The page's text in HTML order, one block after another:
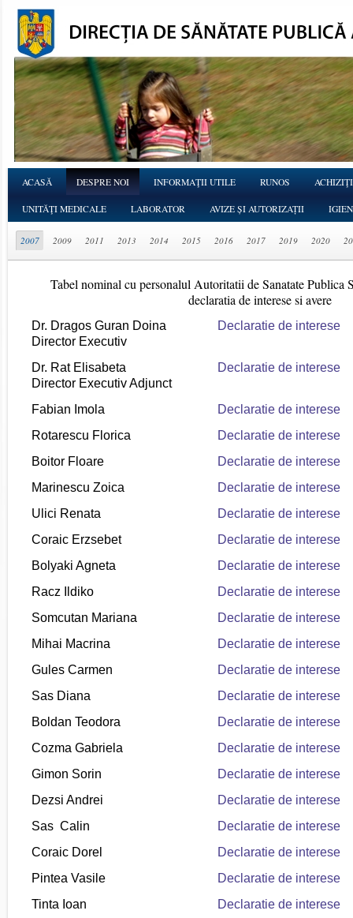
ACASĂ DESPRE NOI INFORMAŢII UTILE RUNOS
UNITĂŢI MEDICALE LABORATOR AVIZE ȘI AUTORIZAȚII
2007 2009 2011 2013 2014 2015 2016 2017 2019 2020
Tabel nominal cu personalul Autoritatii de Sanatate Publica
declaratia de interese si avere
Dr. Dragos Guran Doina
Director Executiv
Declaratie de interese
Dr. Rat Elisabeta
Director Executiv Adjunct
Declaratie de interese
Fabian Imola
Declaratie de interese
Rotarescu Florica
Declaratie de interese
Boitor Floare
Declaratie deinterese
Marinescu Zoica
Declaratie de interese
Ulici Renata
Declaratie de interese
Coraic Erzsebet
Declaratie de interese
Bolyaki Agneta
Declaratie de interese
Racz Ildiko
Declaratie de interese
Somcutan Mariana
Declaratie de interese
Mihai Macrina
Declaratie de interese
Gules Carmen
Declaratie de interese
Sas Diana
Declaratie de interese
Boldan Teodora
Declaratie de interese
Cozma Gabriela
Declaratie de interese
Gimon Sorin
Declaratie de interese
Dezsi Andrei
Declaratie de interese
Sas Calin
Declaratie de interese
Coraic Dorel
Declaratie de interese
Pintea Vasile
Declaratie de interese
Tinta Ioan
Declaratie de interese